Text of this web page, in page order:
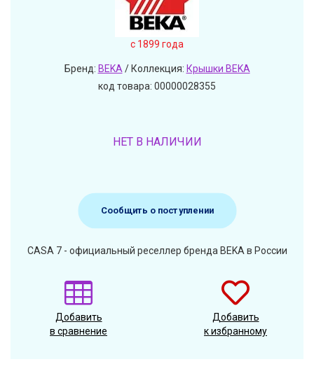
c 1899 года
Бренд: BEKA/ Коллекция: Крышки BEKA
код товара: 00000028355
НЕТ В НАЛИЧИИ
Сообщить о поступлении
CASA 7 - официальный реселлер бренда BEKA в России
Добавить
в сравнение
Добавить
к избранному